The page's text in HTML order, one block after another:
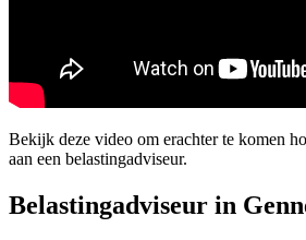
Bekijk deze video om erachter te komen
aan een belastingadviseur.
Belastingadviseur in